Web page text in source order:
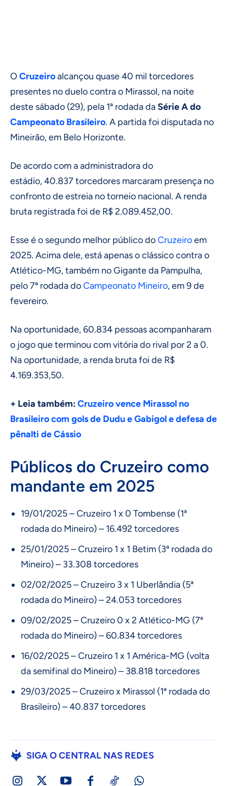
OCruzeiroalcançou quase 40 mil torcedores
presentes no duelo contra o Mirassol, na noite
deste sábado (29), pela 1ª rodada daSérie A do
Campeonato Brasileiro. A partida foi disputada no
Mineirão, em Belo Horizonte.
De acordo com a administradora do
estádio, 40.837 torcedores marcaram presença no
confronto de estreia no torneio nacional. A renda
bruta registrada foi de R$ 2.089.452,00.
Esse é o segundo melhor público doCruzeiroem
2025. Acima dele, está apenas o clássico contra o
Atlético-MG, também no Gigante da Pampulha,
pelo 7ª rodada doCampeonato Mineiro, em 9 de
fevereiro.
Na oportunidade, 60.834 pessoas acompanharam
o jogo que terminou com vitória do rival por 2 a 0.
Na oportunidade, a renda bruta foi de R$
4.169.353,50.
+ Leia também:Cruzeiro vence Mirassol no
Brasileiro com gols de Dudu e Gabigol e defesa de
pênalti de Cássio
Públicos do Cruzeiro como
mandante em 2025
19/01/2025 – Cruzeiro 1 x 0 Tombense (1ª
rodada do Mineiro) – 16.492 torcedores
25/01/2025 – Cruzeiro 1 x 1 Betim (3ª rodada do
Mineiro) – 33.308 torcedores
02/02/2025 – Cruzeiro 3 x 1 Uberlândia (5ª
rodada do Mineiro) – 24.053 torcedores
09/02/2025 – Cruzeiro 0 x 2 Atlético-MG (7ª
rodada do Mineiro) – 60.834 torcedores
16/02/2025 – Cruzeiro 1 x 1 América-MG (volta
da semifinal do Mineiro) – 38.818 torcedores
29/03/2025 – Cruzeiro x Mirassol (1ª rodada do
Brasileiro) – 40.837 torcedores
SIGA O CENTRAL NAS REDES